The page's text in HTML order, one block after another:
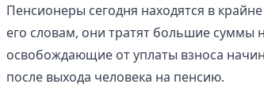
Пенсионеры сегодня находятся в
его словам, они тратят большие суммы
освобождающие от уплаты взноса
после выхода человека на пенсию.